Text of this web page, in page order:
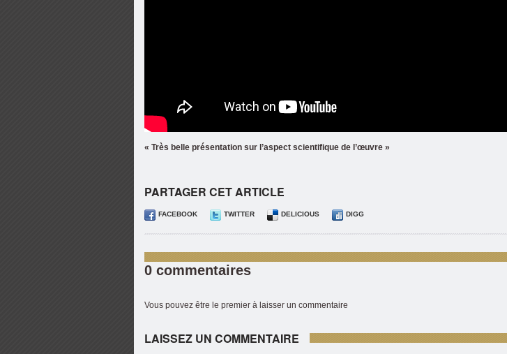
« Très belle présentation sur l’aspect scientifique de l’œuvre »
PARTAGER CET ARTICLE
FACEBOOK TWITTER DELICIOUS DIGG
0 commentaires
Vous pouvez être le premier à laisser un commentaire
LAISSEZ UN COMMENTAIRE